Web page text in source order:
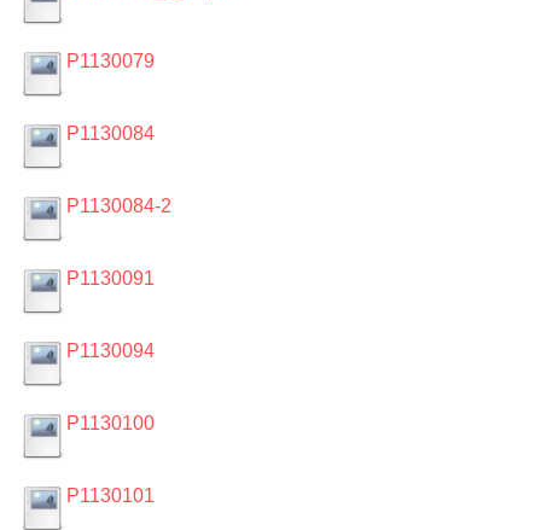
P1130079
P1130084
P1130084-2
P1130091
P1130094
P1130100
P1130101